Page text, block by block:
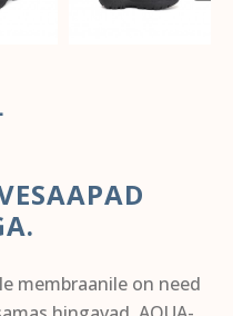
membraanile on need